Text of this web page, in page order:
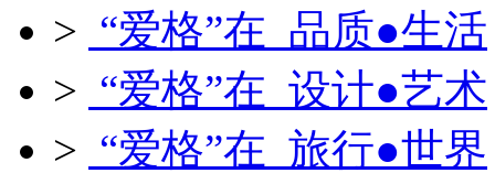
> “爱格”在 品质●生活
> “爱格”在 设计●艺术
> “爱格”在 旅行●世界